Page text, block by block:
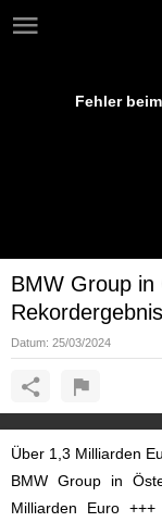
Fehler
BMW Group
Rekordergebnis
Datum: 25/03/2024
Über 1,3 Milliarden
BMW Group in
Milliarden Euro